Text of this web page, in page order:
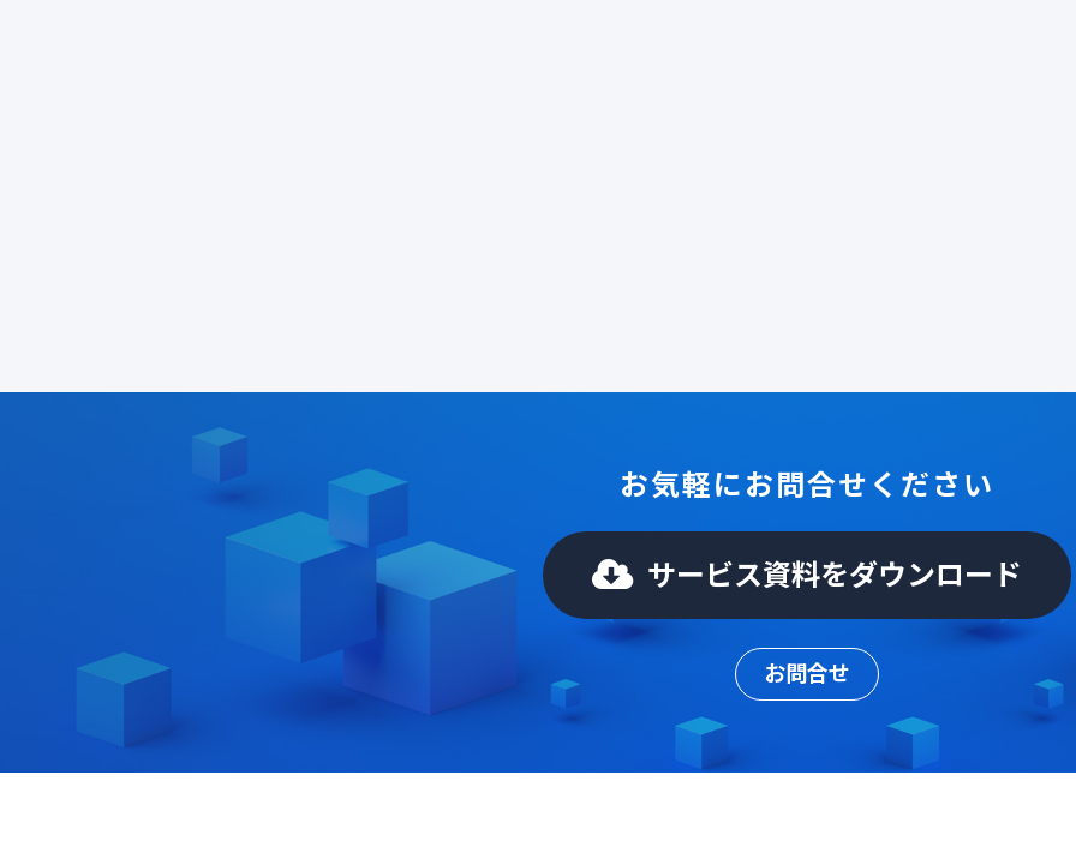
お気軽にお問合せください
サービス資料をダウンロード
お問合せ